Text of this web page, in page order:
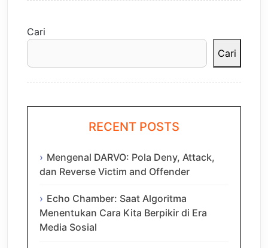
Cari
Cari
RECENT POSTS
Mengenal DARVO: Pola Deny, Attack,
dan Reverse Victim and Offender
Echo Chamber: Saat Algoritma
Menentukan Cara Kita Berpikir di Era
Media Sosial